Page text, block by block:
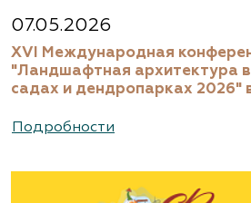
07.05.2026
XVI Международная
"Ландшафтная архитектура в
садах и дендропарках 2026"
Подробности